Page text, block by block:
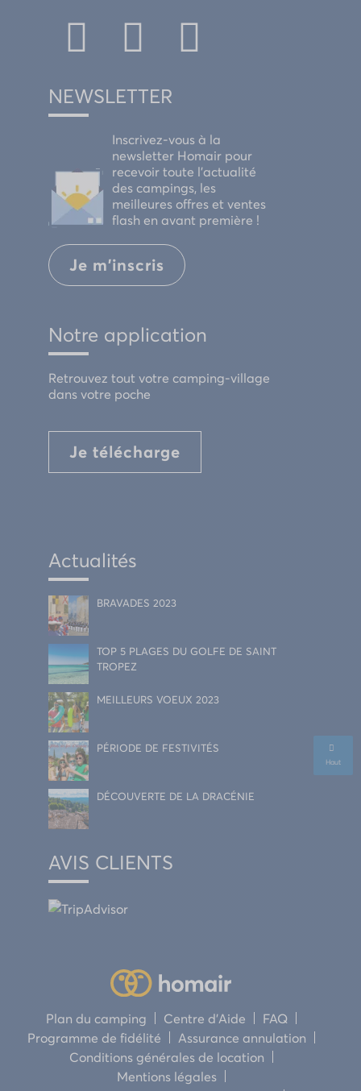
NEWSLETTER
Inscrivez-vous à la
newsletter Homair pour
recevoir toute l'actualité
des campings, les
meilleures offres et ventes
flash en avant première !
Je m'inscris
Notre application
Retrouvez tout votre camping-village
dans votre poche
Je télécharge
Actualités
BRAVADES 2023
TOP 5 PLAGES DU GOLFE DE SAINT
TROPEZ
MEILLEURS VOEUX 2023
PÉRIODE DE FESTIVITÉS
DÉCOUVERTE DE LA DRACÉNIE
AVIS CLIENTS
Plan du camping Centre d’Aide
FAQ
Programme de fidélité
Assurance annulation
Conditions générales de location
Mentions légales
Haut